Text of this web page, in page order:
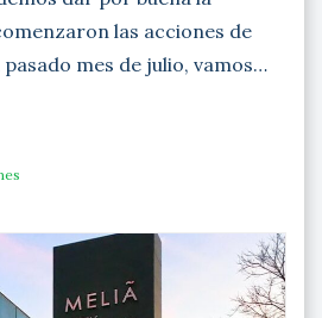
las acciones de
mes de julio, vamos…